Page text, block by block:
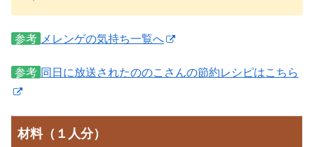
参考 メレンゲの気持ち一覧へ
参考 同日に放送されたののこさんの節約レシピはこちら
材料（１人分）